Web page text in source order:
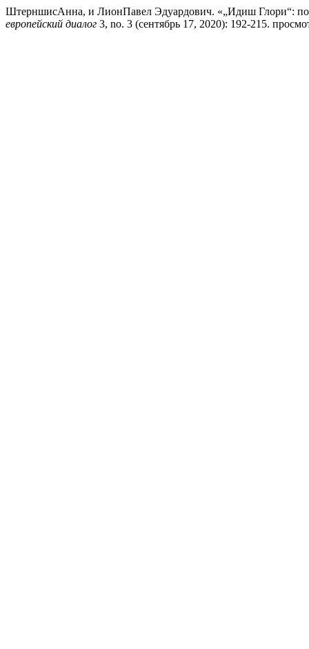
ШтерншисАнна, и ЛионПавел Эдуардович. «„Идиш Глори“:
европейский диалог 3, no. 3 (сентябрь 17, 2020): 192-215.